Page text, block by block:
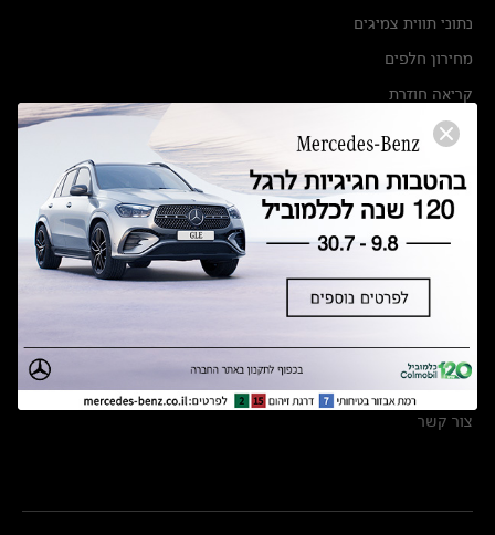
נתוני תווית צמיגים
מחירון חלפים
קריאה חוזרת
הודעה על הטבות לרכבי מרצדס בהסדר פשרה בתצ 56447-02-19
תקנון ימי מכירות 120 לכלמוביל
מצאו אותנו
אולמות תצוגה
מרכזי שירות
צור קשר